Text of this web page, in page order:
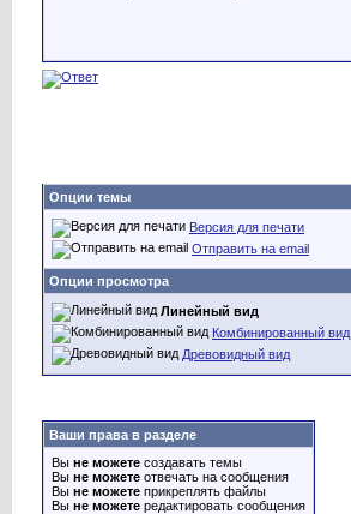
Опции темы
Версия для печати
Отправить на email
Опции просмотра
Линейный вид
Комбинированный вид
Древовидный вид
Ваши права в разделе
Вы не можете создавать темы
Вы не можете отвечать на сообщения
Вы не можете прикреплять файлы
Вы не можете редактировать сообщения